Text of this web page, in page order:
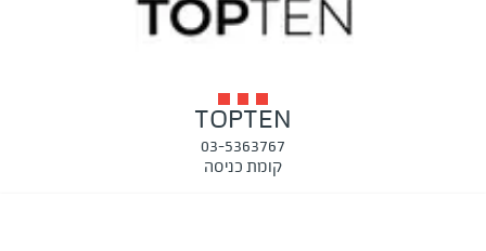
TOPTEN
03-5363767
קומת כניסה